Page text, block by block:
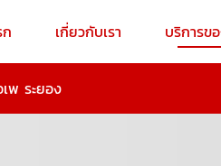
เกี่ยวกับเรา บริการขอ
เพ ระยอง